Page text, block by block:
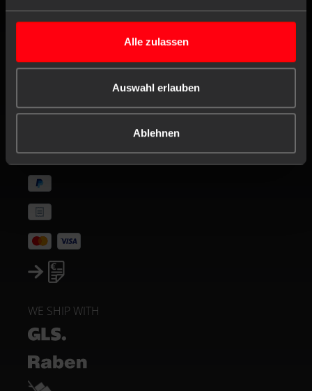
Alle zulassen
Auswahl erlauben
Ablehnen
DISCOVER
WE SHIP WITH